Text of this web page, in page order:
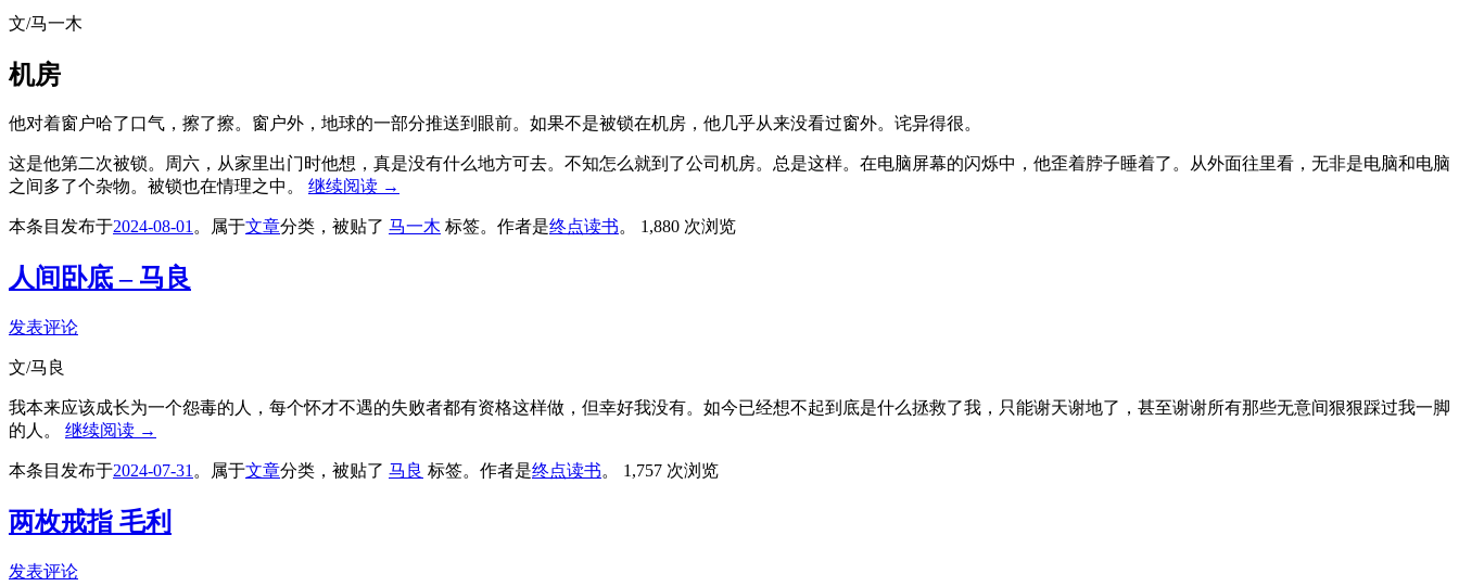
文/马一木
机房
他对着窗户哈了口气，擦了擦。窗户外，地球的一部分推送到眼前。如果不是被锁在机房，他几乎从来没看过窗外。诧异得很。
这是他第二次被锁。周六，从家里出门时他想，真是没有什么地方可去。不知怎么就到了公司机房。总是这样。在电脑屏幕的闪烁中，他歪着脖子睡着了。从外面往里看，无非是电脑和电脑
之间多了个杂物。被锁也在情理之中。 继续阅读 →
本条目发布于2024-08-01。属于文章分类，被贴了 马一木 标签。 作者是终点读书。 1,880 次浏览
人间卧底 – 马良
发表评论
文/马良
我本来应该成长为一个怨毒的人，每个怀才不遇的失败者都有资格这样做，但幸好我没有。如今已经想不起到底是什么拯救了我，只能谢天谢地了，甚至谢谢所有那些无意间狠狠踩过我一脚
的人。 继续阅读 →
本条目发布于2024-07-31 。属于文章分类，被贴了 马良 标签。 作者是终点读书。 1,757 次浏览
两枚戒指 毛利
发表评论